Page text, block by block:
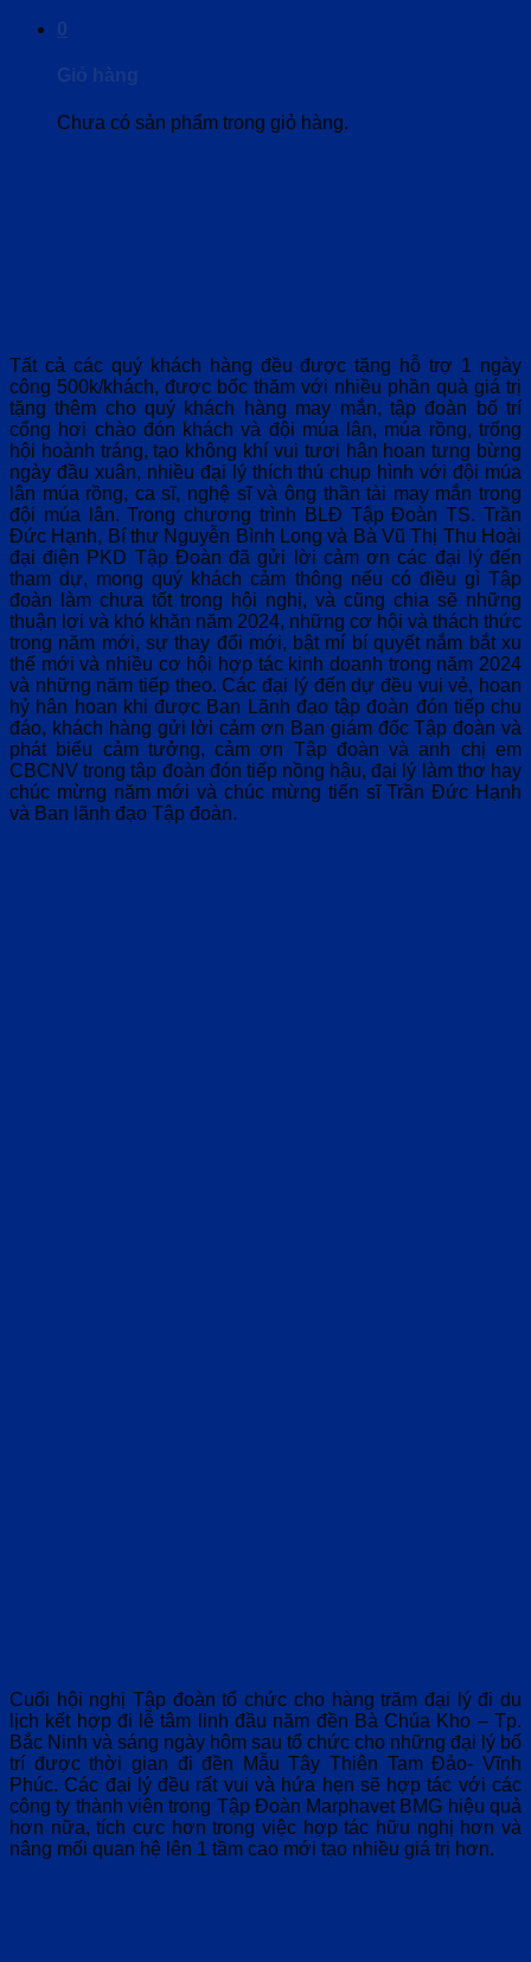
0
Giỏ hàng
Chưa có sản phẩm trong giỏ hàng.
Tất cả các quý khách hàng đều được tặng hỗ trợ 1 ngày
công 500k/khách, được bốc thăm với nhiều phần quà giá trị
tặng thêm cho quý khách hàng may mắn, tập đoàn bố trí
cổng hơi chào đón khách và đội múa lân, múa rồng, trống
hội hoành tráng, tạo không khí vui tươi hân hoan tưng bừng
ngày đầu xuân, nhiều đại lý thích thú chụp hình với đội múa
lân múa rồng, ca sĩ, nghệ sĩ và ông thần tài may mắn trong
đội múa lân. Trong chương trình BLĐ Tập Đoàn TS. Trần
Đức Hạnh, Bí thư Nguyễn Bình Long và Bà Vũ Thị Thu Hoài
đại điện PKD Tập Đoàn đã gửi lời cảm ơn các đại lý đến
tham dự, mong quý khách cảm thông nếu có điều gì Tập
đoàn làm chưa tốt trong hội nghị, và cũng chia sẽ những
thuận lợi và khó khăn năm 2024, những cơ hội và thách thức
trong năm mới, sự thay đổi mới, bật mí bí quyết nắm bắt xu
thế mới và nhiều cơ hội hợp tác kinh doanh trong năm 2024
và những năm tiếp theo. Các đại lý đến dự đều vui vẻ, hoan
hỷ hân hoan khi được Ban Lãnh đạo tập đoàn đón tiếp chu
đáo, khách hàng gửi lời cảm ơn Ban giám đốc Tập đoàn và
phát biểu cảm tưởng, cảm ơn Tập đoàn và anh chị em
CBCNV trong tập đoàn đón tiếp nồng hậu, đại lý làm thơ hay
chúc mừng năm mới và chúc mừng tiến sĩ Trần Đức Hạnh
và Ban lãnh đạo Tập đoàn.
Cuối hội nghị Tập đoàn tổ chức cho hàng trăm đại lý đi du
lịch kết hợp đi lễ tâm linh đầu năm đền Bà Chúa Kho – Tp.
Bắc Ninh và sáng ngày hôm sau tổ chức cho những đại lý bố
trí được thời gian đi đền Mẫu Tây Thiên Tam Đảo- Vĩnh
Phúc. Các đại lý đều rất vui và hứa hẹn sẽ hợp tác với các
công ty thành viên trong Tập Đoàn Marphavet BMG hiệu quả
hơn nữa, tích cực hơn trong việc hợp tác hữu nghị hơn và
nâng mối quan hệ lên 1 tầm cao mới tạo nhiều giá trị hơn.